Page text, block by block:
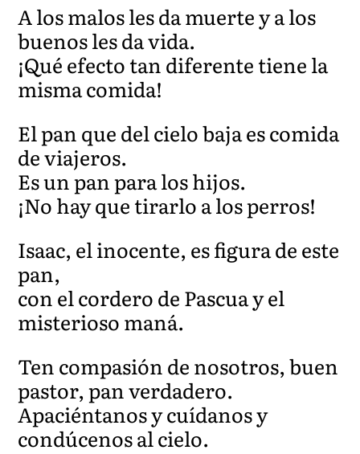
A los malos les da muerte y a los
buenos les da vida.
¡Qué efecto tan diferente tiene la
misma comida!
El pan que del cielo baja es comida
de viajeros.
Es un pan para los hijos.
¡No hay que tirarlo a los perros!
Isaac, el inocente, es figura de este
pan,
con el cordero de Pascua y el
misterioso maná.
Ten compasión de nosotros, buen
pastor, pan verdadero.
Apaciéntanos y cuídanos y
condúcenos al cielo.